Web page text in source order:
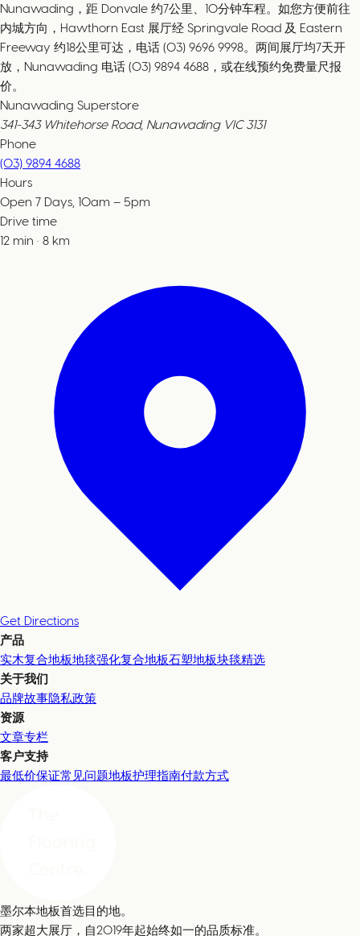
Nunawading，距 Donvale 约7公里、10分钟车程。如您方便前往
内城方向，Hawthorn East 展厅经 Springvale Road 及 Eastern
Freeway 约18公里可达，电话 (03) 9696 9998。两间展厅均7天开
放，Nunawading 电话 (03) 9894 4688，或在线预约免费量尺报
价。
Nunawading Superstore
341-343 Whitehorse Road, Nunawading VIC 3131
Phone
(03) 9894 4688
Hours
Open 7 Days, 10am – 5pm
Drive time
12 min · 8 km
Get Directions
产品
实木复合地板地毯强化复合地板石塑地板块毯精选
关于我们
品牌故事隐私政策
资源
文章专栏
客户支持
最低价保证常见问题地板护理指南付款方式
墨尔本地板首选目的地。
两家超大展厅，自2019年起始终如一的品质标准。